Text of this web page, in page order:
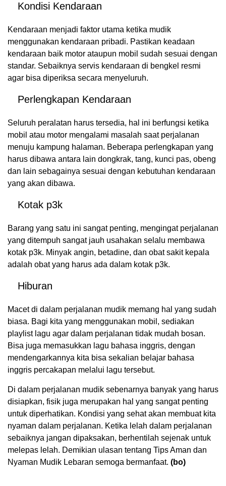
Kondisi Kendaraan
Kendaraan menjadi faktor utama ketika mudik
menggunakan kendaraan pribadi. Pastikan keadaan
kendaraan baik motor ataupun mobil sudah sesuai dengan
standar. Sebaiknya servis kendaraan di bengkel resmi
agar bisa diperiksa secara menyeluruh.
Perlengkapan Kendaraan
Seluruh peralatan harus tersedia, hal ini berfungsi ketika
mobil atau motor mengalami masalah saat perjalanan
menuju kampung halaman. Beberapa perlengkapan yang
harus dibawa antara lain dongkrak, tang, kunci pas, obeng
dan lain sebagainya sesuai dengan kebutuhan kendaraan
yang akan dibawa.
Kotak p3k
Barang yang satu ini sangat penting, mengingat perjalanan
yang ditempuh sangat jauh usahakan selalu membawa
kotak p3k. Minyak angin, betadine, dan obat sakit kepala
adalah obat yang harus ada dalam kotak p3k.
Hiburan
Macet di dalam perjalanan mudik memang hal yang sudah
biasa. Bagi kita yang menggunakan mobil, sediakan
playlist lagu agar dalam perjalanan tidak mudah bosan.
Bisa juga memasukkan lagu bahasa inggris, dengan
mendengarkannya kita bisa sekalian belajar bahasa
inggris percakapan melalui lagu tersebut.
Di dalam perjalanan mudik sebenarnya banyak yang harus
disiapkan, fisik juga merupakan hal yang sangat penting
untuk diperhatikan. Kondisi yang sehat akan membuat kita
nyaman dalam perjalanan. Ketika lelah dalam perjalanan
sebaiknya jangan dipaksakan, berhentilah sejenak untuk
melepas lelah. Demikian ulasan tentang Tips Aman dan
Nyaman Mudik Lebaran semoga bermanfaat. (bo)